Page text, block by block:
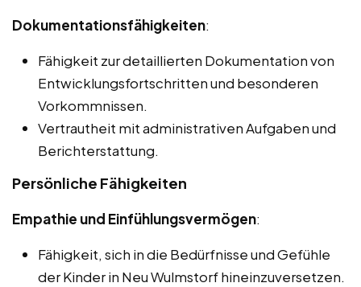
Dokumentationsfähigkeiten:
Fähigkeit zur detaillierten Dokumentation von
Entwicklungsfortschritten und besonderen
Vorkommnissen.
Vertrautheit mit administrativen Aufgaben und
Berichterstattung.
Persönliche Fähigkeiten
Empathie und Einfühlungsvermögen:
Fähigkeit, sich in die Bedürfnisse und Gefühle
der Kinder in Neu Wulmstorf hineinzuversetzen.